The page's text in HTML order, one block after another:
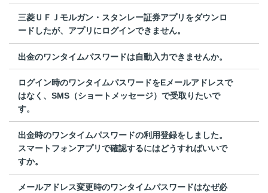
三菱ＵＦＪモルガン・スタンレー証券アプリをダウンロ
ードしたが、アプリにログインできません。
出金のワンタイムパスワードは自動入力できませんか。
ログイン時のワンタイムパスワードをEメールアドレスで
はなく、SMS（ショートメッセージ）で受取りたいで
す。
出金時のワンタイムパスワードの利用登録をしました。
スマートフォンアプリで確認するにはどうすればいいで
すか。
メールアドレス変更時のワンタイムパスワードはなぜ必